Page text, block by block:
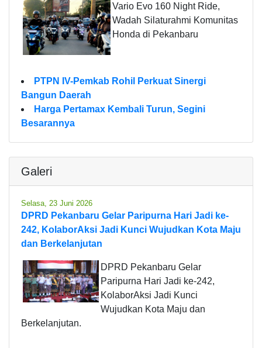
Vario Evo 160 Night Ride,
Wadah Silaturahmi Komunitas
Honda di Pekanbaru
PTPN IV-Pemkab Rohil Perkuat Sinergi
Bangun Daerah
Harga Pertamax Kembali Turun, Segini
Besarannya
Galeri
Selasa, 23 Juni 2026
DPRD Pekanbaru Gelar Paripurna Hari Jadi ke-
242, KolaborAksi Jadi Kunci Wujudkan Kota Maju
dan Berkelanjutan
DPRD Pekanbaru Gelar
Paripurna Hari Jadi ke-242,
KolaborAksi Jadi Kunci
Wujudkan Kota Maju dan
Berkelanjutan.